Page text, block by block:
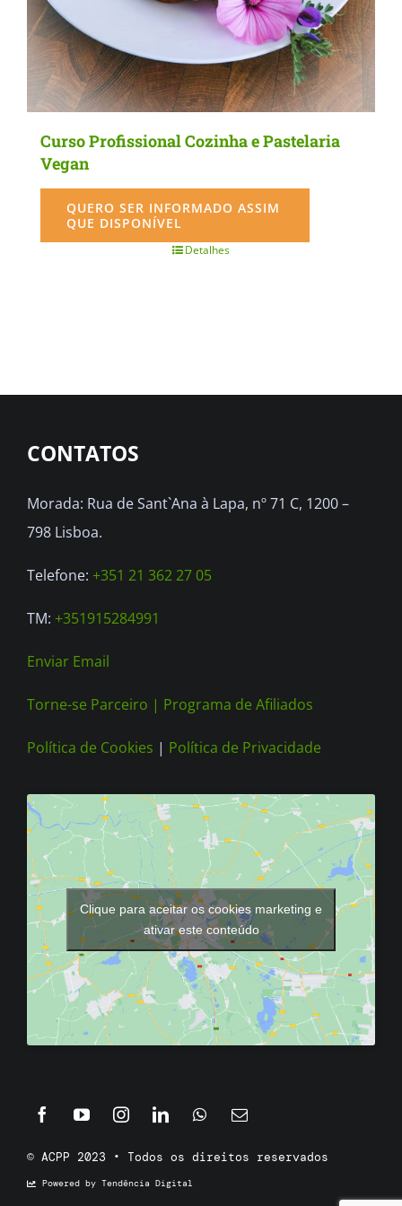
the
product
page
Curso Profissional Cozinha e Pastelaria
Vegan
QUERO SER INFORMADO ASSIM
QUE DISPONÍVEL
Detalhes
CONTATOS
Morada: Rua de Sant`Ana à Lapa, nº 71 C, 1200 –
798 Lisboa.
Telefone: +351 21 362 27 05
TM: +351915284991
Enviar Email
Torne-se Parceiro | Programa de Afiliados
Política de Cookies | Política de Privacidade
Clique para aceitar os cookies marketing e
ativar este conteúdo
© ACPP 2023 • Todos os direitos reservados
Powered by Tendência Digital